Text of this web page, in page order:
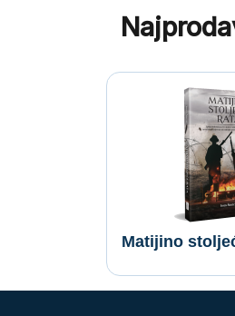
Matijino